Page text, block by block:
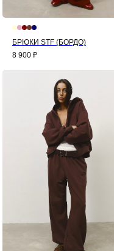
БРЮКИ STF (БОРДО)
8 900 ₽